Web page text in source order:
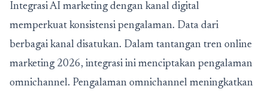
Integrasi AI marketing dengan kanal digital
memperkuat konsistensi pengalaman. Data dari
berbagai kanal disatukan. Dalam tantangan tren online
marketing 2026, integrasi ini menciptakan pengalaman
omnichannel. Pengalaman omnichannel meningkatkan